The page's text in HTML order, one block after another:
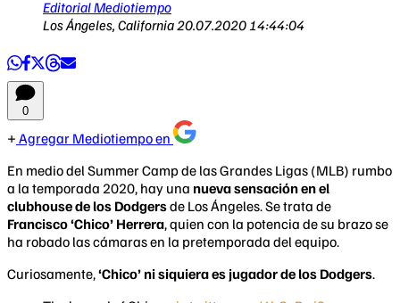
Editorial Mediotiempo
Los Ángeles, California20.07.2020 14:44:04
0
Agregar Mediotiempo en
En medio del Summer Camp de las Grandes Ligas (MLB) rumbo
a la temporada 2020, hay una nueva sensación en el
clubhouse de los Dodgersde Los Ángeles. Se trata de
Francisco ‘Chico’ Herrera, quien con la potencia de su brazo se
ha robado las cámaras en la pretemporada del equipo.
Curiosamente,‘Chico’ ni siquiera es jugador de los Dodgers.